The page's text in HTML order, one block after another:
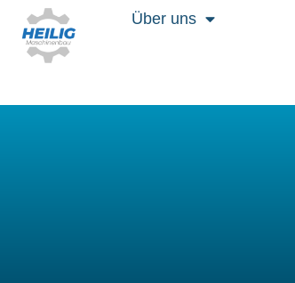
Inhalt
springen
Über uns